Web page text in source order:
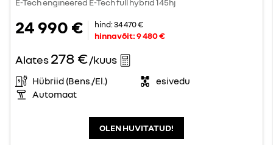
24 990 € hind:34 470 €
hinnavõit:9 480 €
Alates278 €/kuus
Hübriid (Bens./El.)
esivedu
Automaat
OLEN HUVITATUD!